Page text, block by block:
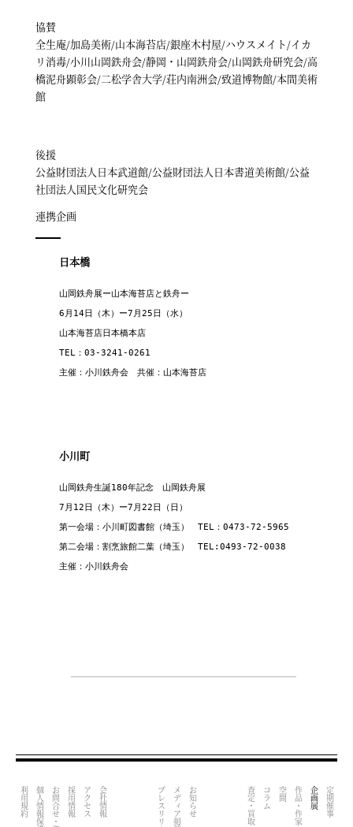
協賛
全生庵/加島美術/山本海苔店/銀座木村屋/ハウスメイト/イカ
リ消毒/小川山岡鉄舟会/静岡・山岡鉄舟会/山岡鉄舟研究会/高
橋泥舟顕彰会/二松学舎大学/荘内南洲会/致道博物館/本間美術
館
後援
公益財団法人日本武道館/公益財団法人日本書道美術館/公益
社団法人国民文化研究会
連携企画
日本橋
山岡鉄舟展ー山本海苔店と鉄舟ー
6月14日（木）ー7月25日（水）
山本海苔店日本橋本店
TEL：03-3241-0261
主催：小川鉄舟会　共催：山本海苔店
小川町
山岡鉄舟生誕180年記念　山岡鉄舟展
7月12日（木）ー7月22日（日）
第一会場：小川町図書館（埼玉）　TEL：0473-72-5965
第二会場：割烹旅館二葉（埼玉）　TEL:0493-72-0038
主催：小川鉄舟会
定期催事
企画展
作品・作家
空間
コラム
査定・買取
お知らせ
メディア掲載
プレスリリース
会社情報
アクセス
採用情報
利用規約